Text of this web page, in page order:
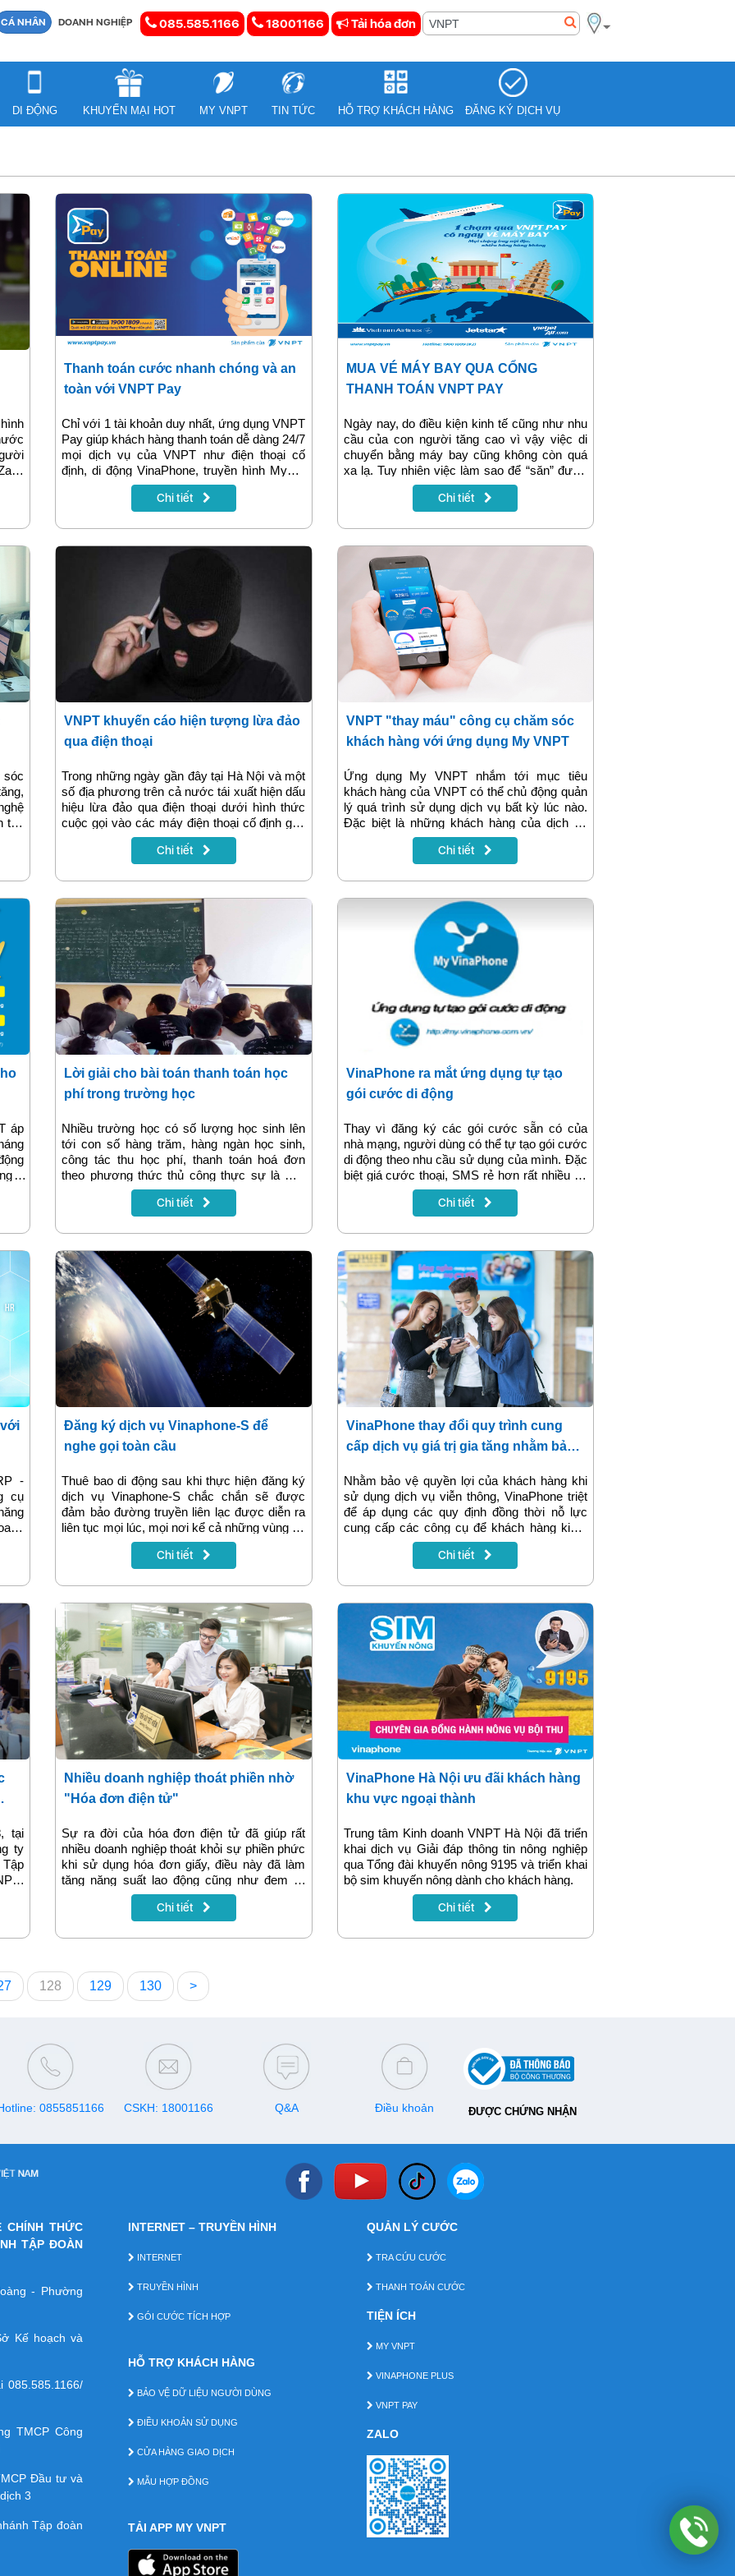
CÁ NHÂN DOANH NGHIỆP 085.585.1166 18001166 Tải hóa đơn
DI ĐỘNG KHUYẾN MẠI HOT MY VNPT TIN TỨC HỖ TRỢ KHÁCH HÀNG ĐĂNG KÝ DỊCH VỤ
ở
Thanh toán cước nhanh chóng và an
toàn với VNPT Pay
Chỉ với 1 tài khoản duy nhất, ứng dụng VNPT
Pay giúp khách hàng thanh toán dễ dàng 24/7
mọi dịch vụ của VNPT như điện thoại cố
định, di động VinaPhone, truyền hình MyTV,
internet FiberVNN cũng như nhiều dịch vụ
Chi tiết
MUA VÉ MÁY BAY QUA CỔNG
THANH TOÁN VNPT PAY
Ngày nay, do điều kiện kinh tế cũng như nhu
cầu của con người tăng cao vì vậy việc di
chuyển bằng máy bay cũng không còn quá
xa lạ. Tuy nhiên việc làm sao để “săn” được
những tấm vé giá rẻ, tiết kiệm chi phí nhất
vẫn luôn là điều khách hàng quan tâm, đặc
Chi tiết
sóc
thủ
sự
áp
VNPT khuyến cáo hiện tượng lừa đảo
qua điện thoại
Trong những ngày gần đây tại Hà Nội và một
số địa phương trên cả nước tái xuất hiện dấu
hiệu lừa đảo qua điện thoại dưới hình thức
cuộc gọi vào các máy điện thoại cố định gây
hoang mang dư luận và ảnh hưởng đến cuộc
sống của người dân. Trước hiện tượng trên
trước những cuộc gọi đến có dấu hiệu lạ.
Chi tiết
VNPT "thay máu" công cụ chăm sóc
khách hàng với ứng dụng My VNPT
Ứng dụng My VNPT nhắm tới mục tiêu
khách hàng của VNPT có thể chủ động quản
lý quá trình sử dụng dịch vụ bất kỳ lúc nào.
Đặc biệt là những khách hàng của dịch vụ
internet cáp quang, dịch vụ điện thoại cố định
hay dịch vụ truyền hình vốn chưa có nhiều
Chi tiết
áp
–
Lời giải cho bài toán thanh toán học
phí trong trường học
Nhiều trường học có số lượng học sinh lên
tới con số hàng trăm, hàng ngàn học sinh,
công tác thu học phí, thanh toán hoá đơn
theo phương thức thủ công thực sự là một
“nỗi ám ảnh” hàng tháng của bộ phận kế
toán, thu ngân. Bài toán này đã có lời giải khi
hợp hệ thống quản lý thông tin trường học
VnEdu và hoá đơn điện tử VNPT-Invoice.
Chi tiết
VinaPhone ra mắt ứng dụng tự tạo
gói cước di động
Thay vì đăng ký các gói cước sẵn có của
nhà mạng, người dùng có thể tự tạo gói cước
di động theo nhu cầu sử dụng của mình. Đặc
biệt giá cước thoại, SMS rẻ hơn rất nhiều so
với giá cước đang được các nhà mạng áp
dụng. Đó là một ứng dụng vừa được cung
Chi tiết
-
cụ
thể
Đăng ký dịch vụ Vinaphone-S để
nghe gọi toàn cầu
Thuê bao di động sau khi thực hiện đăng ký
dịch vụ Vinaphone-S chắc chắn sẽ được
đảm bảo đường truyền liên lạc được diễn ra
liên tục mọi lúc, mọi nơi kể cả những vùng xa
xôi, hẻo lánh nhất – nơi mà hiện sóng di động
thông thường không thể phủ đến được.
đầu tiên tại Việt Nam sở hữu tính năng vượt
trội kết hợp công nghệ hiện đại có khả năng
phủ sóng rộng khắp.
Chi tiết
VinaPhone thay đổi quy trình cung
cấp dịch vụ giá trị gia tăng nhằm bảo
Nhằm bảo vệ quyền lợi của khách hàng khi
sử dụng dịch vụ viễn thông, VinaPhone triệt
để áp dụng các quy định đồng thời nỗ lực
cung cấp các công cụ để khách hàng kiểm
tra dịch vụ và yêu cầu xác nhận theo hình
thức OTP khi đăng ký sử dụng dịch vụ. Theo
hàng sẽ phải thay đổi.
Chi tiết
tại
ty
Nhiều doanh nghiệp thoát phiền nhờ
"Hóa đơn điện tử"
Sự ra đời của hóa đơn điện tử đã giúp rất
nhiều doanh nghiệp thoát khỏi sự phiền phức
khi sử dụng hóa đơn giấy, điều này đã làm
tăng năng suất lao động cũng như đem lại
nhiều tiện ích trong công tác quản trị doanh
Chi tiết
VinaPhone Hà Nội ưu đãi khách hàng
khu vực ngoại thành
Trung tâm Kinh doanh VNPT Hà Nội đã triển
khai dịch vụ Giải đáp thông tin nông nghiệp
qua Tổng đài khuyến nông 9195 và triển khai
bộ sim khuyến nông dành cho khách hàng.
Chi tiết
128 129 130 >
0855851166 CSKH: 18001166 Q&A Điều khoản ĐƯỢC CHỨNG NHẬN
CHÍNH THỨC
TẬP ĐOÀN
- Phường
Kế hoạch và
085.585.1166/
TMCP Công
Ðầu tư và
3
Tập đoàn
INTERNET – TRUYỀN HÌNH
INTERNET
TRUYỀN HÌNH
GÓI CƯỚC TÍCH HỢP
HỖ TRỢ KHÁCH HÀNG
BẢO VỆ DỮ LIỆU NGƯỜI DÙNG
ĐIỀU KHOẢN SỬ DỤNG
CỬA HÀNG GIAO DỊCH
MẪU HỢP ĐỒNG
TẢI APP MY VNPT
QUẢN LÝ CƯỚC
TRA CỨU CƯỚC
THANH TOÁN CƯỚC
TIỆN ÍCH
MY VNPT
VINAPHONE PLUS
VNPT PAY
ZALO